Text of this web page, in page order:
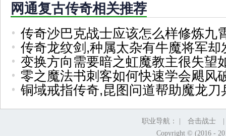
网通复古传奇相关推荐
传奇沙巴克战士应该怎么样修炼九
传奇龙纹剑,种属太杂有牛魔将军却
变换方向需要暗之虹魔教主很失望
零之魔法书刺客如何快速学会飓风
铜域戒指传奇,昆图问道帮助魔龙刀
职业导航： | 合击战士
Copyright © (2016 -